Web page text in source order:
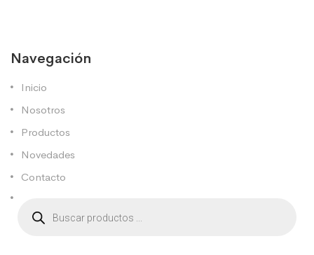
Navegación
Inicio
Nosotros
Productos
Novedades
Contacto